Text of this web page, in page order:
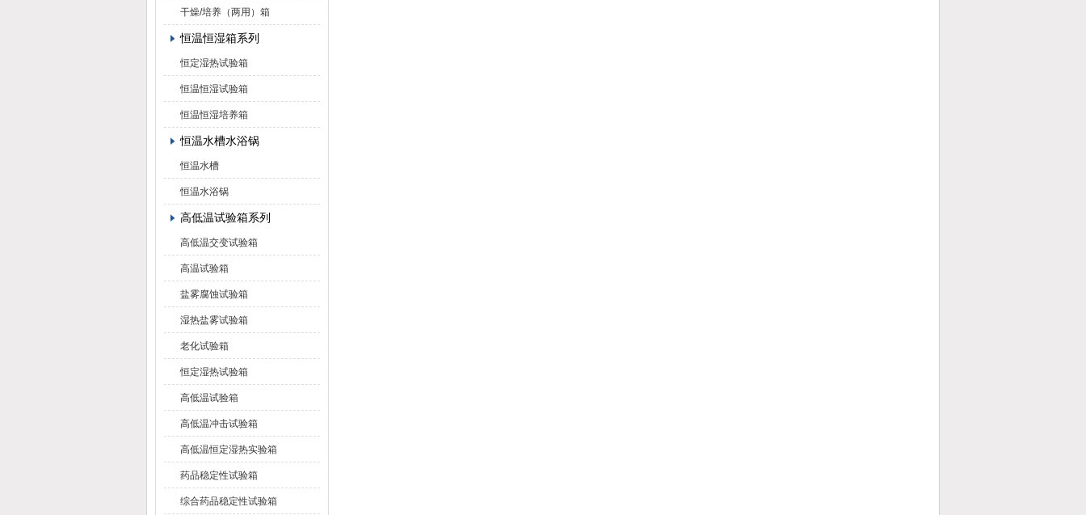
干燥/培养（两用）箱
恒温恒湿箱系列
恒定湿热试验箱
恒温恒湿试验箱
恒温恒湿培养箱
恒温水槽水浴锅
恒温水槽
恒温水浴锅
高低温试验箱系列
高低温交变试验箱
高温试验箱
盐雾腐蚀试验箱
湿热盐雾试验箱
老化试验箱
恒定湿热试验箱
高低温试验箱
高低温冲击试验箱
高低温恒定湿热实验箱
药品稳定性试验箱
综合药品稳定性试验箱